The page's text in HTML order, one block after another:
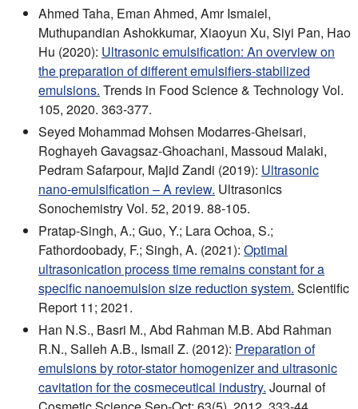
Ahmed Taha, Eman Ahmed, Amr Ismaiel,
Muthupandian Ashokkumar, Xiaoyun Xu, Siyi Pan, Hao
Hu (2020): Ultrasonic emulsification: An overview on
the preparation of different emulsifiers-stabilized
emulsions. Trends in Food Science & Technology Vol.
105, 2020. 363-377.
Seyed Mohammad Mohsen Modarres-Gheisari,
Roghayeh Gavagsaz-Ghoachani, Massoud Malaki,
Pedram Safarpour, Majid Zandi (2019): Ultrasonic
nano-emulsification – A review. Ultrasonics
Sonochemistry Vol. 52, 2019. 88-105.
Pratap-Singh, A.; Guo, Y.; Lara Ochoa, S.;
Fathordoobady, F.; Singh, A. (2021): Optimal
ultrasonication process time remains constant for a
specific nanoemulsion size reduction system. Scientific
Report 11; 2021.
Han N.S., Basri M., Abd Rahman M.B. Abd Rahman
R.N., Salleh A.B., Ismail Z. (2012): Preparation of
emulsions by rotor-stator homogenizer and ultrasonic
cavitation for the cosmeceutical industry. Journal of